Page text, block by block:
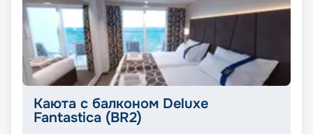
Каюта с балконом Deluxe
Fantastica (BR2)